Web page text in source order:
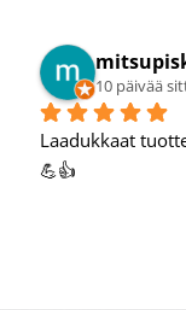
Mikko
11 päivää
Hyvä